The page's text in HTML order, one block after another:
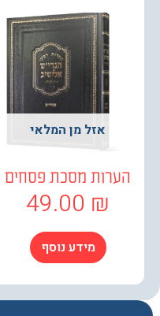
אזל מן המלאי
מסכת פסחים
49.00
מידע נוסף